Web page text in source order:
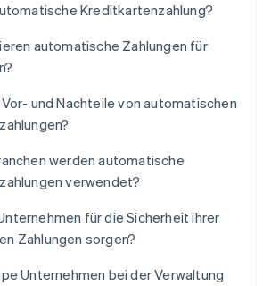
Kreditkartenzahlung?
automatische Zahlungen für
und Nachteile von automatischen
werden automatische
verwendet?
für die Sicherheit ihrer
Zahlungen sorgen?
Unternehmen bei der Verwaltung